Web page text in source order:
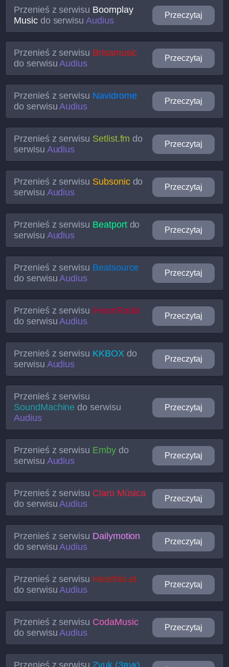
Przenieś z serwisu Boomplay
Musicdo serwisuAudius
Przeczytaj
Przenieś z serwisu Brisamusic
do serwisuAudius
Przeczytaj
Przenieś z serwisu Navidrome
do serwisuAudius
Przeczytaj
Przenieś z serwisu Setlist.fm do
serwisu Audius
Przeczytaj
Przenieś z serwisu Subsonicdo
serwisu Audius
Przeczytaj
Przenieś z serwisu Beatportdo
serwisu Audius
Przeczytaj
Przenieś z serwisu Beatsource
do serwisuAudius
Przeczytaj
Przenieś z serwisu iHeartRadio
do serwisuAudius
Przeczytaj
Przenieś z serwisu KKBOXdo
serwisu Audius
Przeczytaj
Przenieś z serwisu
SoundMachine do serwisu
Audius
Przeczytaj
Przenieś z serwisu Embydo
serwisu Audius
Przeczytaj
Przenieś z serwisu Claro Música
do serwisuAudius
Przeczytaj
Przenieś z serwisu Dailymotion
do serwisuAudius
Przeczytaj
Przenieś z serwisu Hearthis.at
do serwisuAudius
Przeczytaj
Przenieś z serwisu CodaMusic
do serwisuAudius
Przeczytaj
Przenieś z serwisu Zvuk (Звук)